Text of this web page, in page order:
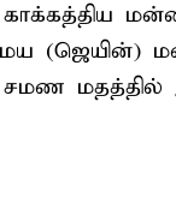
(ஜெயின்)
சமண